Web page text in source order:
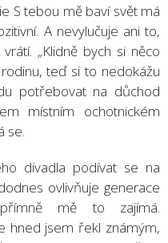
S tebou mě baví svět má
A nevylučuje ani to,
„Klidně bych si něco
teď si to nedokážu
potřebovat na důchod
místním ochotnickém
se.
divadla podívat se na
ovlivňuje generace
mě to zajímá.
hned jsem řekl známým,